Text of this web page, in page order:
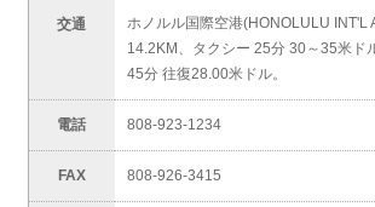
交通
ホノルル国際空港(HONOLULU INT'L
14.2KM、タクシー 25分 30～35米ド
45分 往復28.00米ドル。
電話 808-923-1234
FAX 808-926-3415